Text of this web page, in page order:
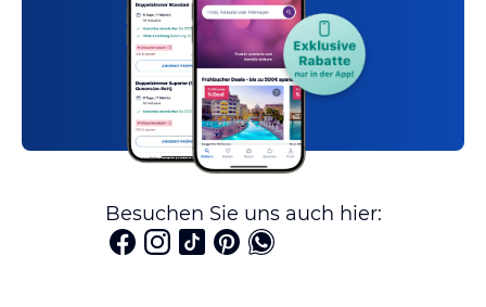
Besuchen Sie uns auch hier: